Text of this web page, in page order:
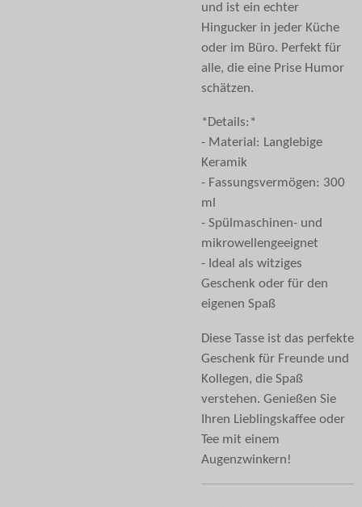
und ist ein echter
Hingucker in jeder Küche
oder im Büro. Perfekt für
alle, die eine Prise Humor
schätzen.
*Details:*
- Material: Langlebige
Keramik
- Fassungsvermögen: 300
ml
- Spülmaschinen- und
mikrowellengeeignet
- Ideal als witziges
Geschenk oder für den
eigenen Spaß
Diese Tasse ist das perfekte
Geschenk für Freunde und
Kollegen, die Spaß
verstehen. Genießen Sie
Ihren Lieblingskaffee oder
Tee mit einem
Augenzwinkern!